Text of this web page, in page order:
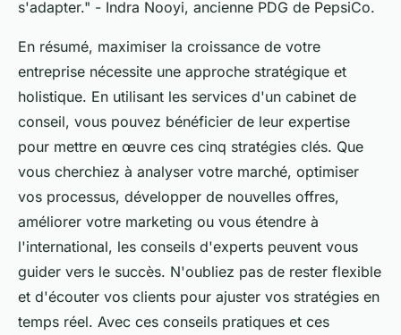
s'adapter." - Indra Nooyi, ancienne PDG de PepsiCo.
En résumé, maximiser la croissance de votre
entreprise nécessite une approche stratégique et
holistique. En utilisant les services d'un cabinet de
conseil, vous pouvez bénéficier de leur expertise
pour mettre en œuvre ces cinq stratégies clés. Que
vous cherchiez à analyser votre marché, optimiser
vos processus, développer de nouvelles offres,
améliorer votre marketing ou vous étendre à
l'international, les conseils d'experts peuvent vous
guider vers le succès. N'oubliez pas de rester flexible
et d'écouter vos clients pour ajuster vos stratégies en
temps réel. Avec ces conseils pratiques et ces